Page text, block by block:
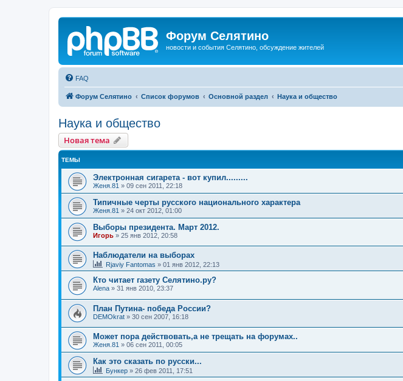
Форум Селятино
новости и события Селятино, обсуждение жителей
FAQ
Форум Селятино Список форумов Основной раздел Наука и общество
Наука и общество
Новая тема
ТЕМЫ
Электронная сигарета - вот купил.........
Женя.81 » 09 сен 2011, 22:18
Типичные черты русского национального характера
Женя.81 » 24 окт 2012, 01:00
Выборы президента. Март 2012.
Игорь » 25 янв 2012, 20:58
Наблюдатели на выборах
Rjaviy Fantomas » 01 янв 2012, 22:13
Кто читает газету Селятино.ру?
Alena » 31 янв 2010, 23:37
План Путина- победа России?
DEMOkrat » 30 сен 2007, 16:18
Может пора действовать,а не трещать на форумах..
Женя.81 » 06 сен 2011, 00:05
Как это сказать по русски...
Бункер » 26 фев 2011, 17:51